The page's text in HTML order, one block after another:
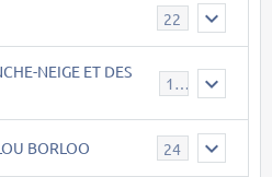
22
NEIGE ET DES
17
BORLOO 24